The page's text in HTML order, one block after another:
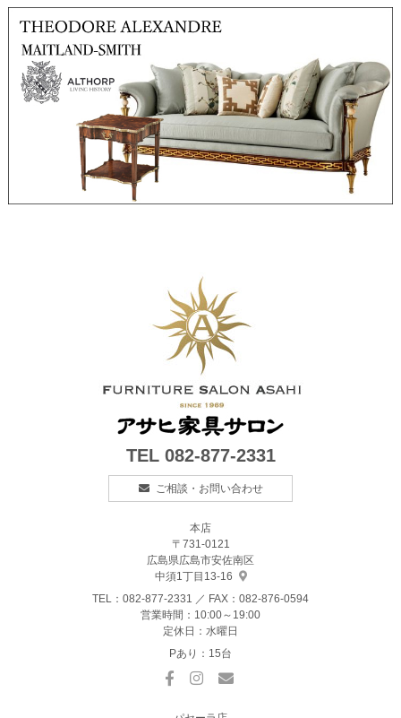
TEL 082-877-2331
ご相談・お問い合わせ
本店
〒731-0121
広島県広島市安佐南区
中須1丁目13-16
TEL： 082-877-2331 ／ FAX：082-876-0594
営業時間：10:00～19:00
定休日：水曜日
Pあり：15台